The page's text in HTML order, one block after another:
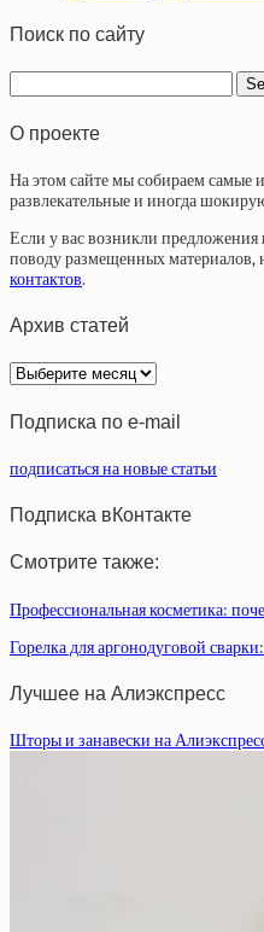
Поиск по сайту
О проекте
На этом сайте мы собираем самые
развлекательные и иногда
Если у вас возникли предложения
поводу размещенных материалов,
контактов.
Архив статей
Архив
статей
Подписка по e-mail
подписаться на новые статьи
Подписка вКонтакте
Смотрите также:
Профессиональная косметика:
Горелка для аргонодуговой
Лучшее на Алиэкспресс
Шторы и занавески на